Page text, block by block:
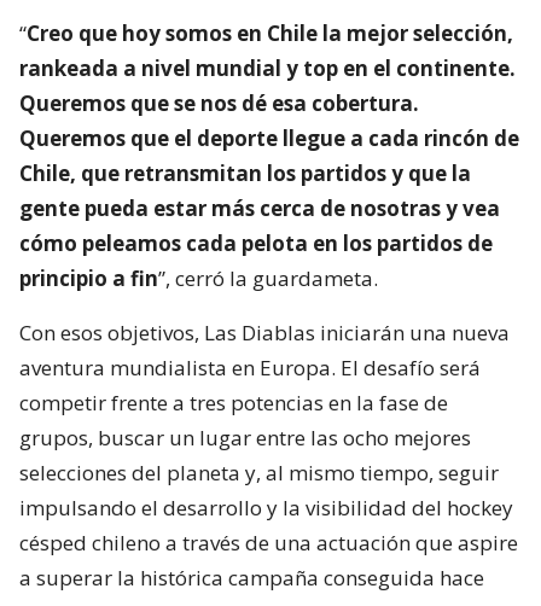
“Creo que hoy somos en Chile la mejor selección,
rankeada a nivel mundial y top en el continente.
Queremos que se nos dé esa cobertura.
Queremos que el deporte llegue a cada rincón de
Chile, que retransmitan los partidos y que la
gente pueda estar más cerca de nosotras y vea
cómo peleamos cada pelota en los partidos de
principio a fin”, cerró la guardameta.
Con esos objetivos, Las Diablas iniciarán una nueva
aventura mundialista en Europa. El desafío será
competir frente a tres potencias en la fase de
grupos, buscar un lugar entre las ocho mejores
selecciones del planeta y, al mismo tiempo, seguir
impulsando el desarrollo y la visibilidad del hockey
césped chileno a través de una actuación que aspire
a superar la histórica campaña conseguida hace